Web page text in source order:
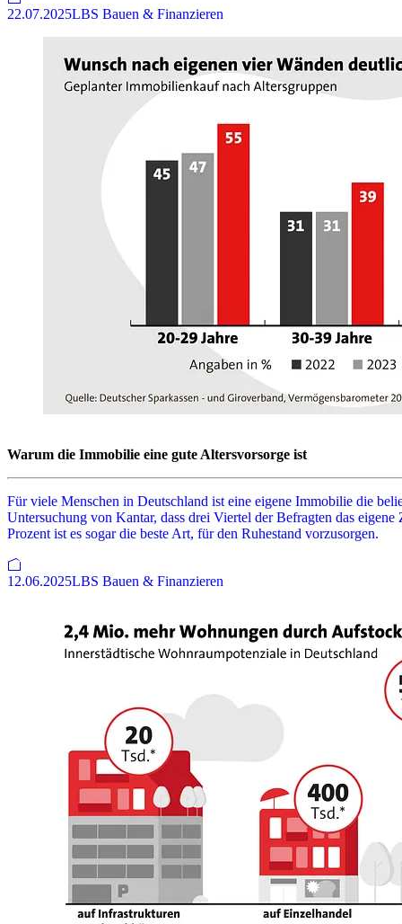
22.07.2025LBS Bauen & Finanzieren
Warum die Immobilie eine gute Altersvorsorge ist
Für viele Menschen in Deutschland ist eine eigene Immobilie die
Untersuchung von Kantar, dass drei Viertel der Befragten das
Prozent ist es sogar die beste Art, für den Ruhestand vorzusorgen.
12.06.2025LBS Bauen & Finanzieren